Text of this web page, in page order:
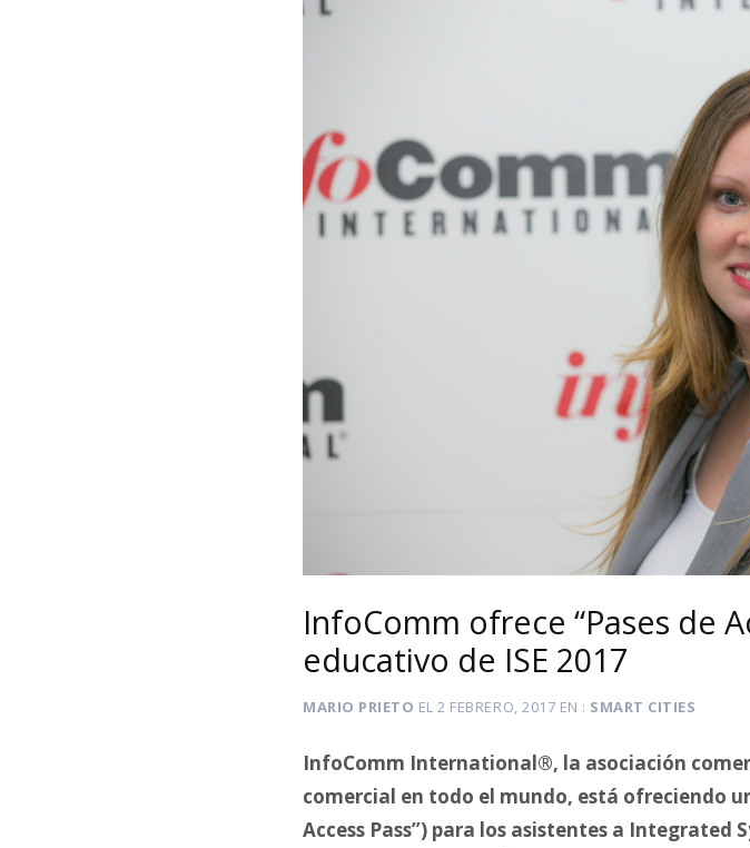
InfoComm ofrece “Pases de
educativo de ISE 2017
MARIO PRIETO EL2 FEBRERO, 2017 EN SMART CITIES
InfoComm International®, la asociación
comercial en todo el mundo, está ofreciendo
Access Pass”) para los asistentes a Integrated